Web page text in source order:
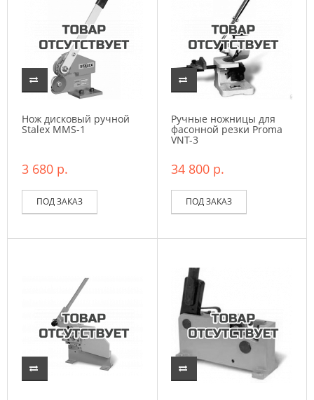
Нож дисковый ручной
Stalex MMS-1
3 680 р.
ПОД ЗАКАЗ
Ручные ножницы для
фасонной резки Proma
VNT-3
34 800 р.
ПОД ЗАКАЗ